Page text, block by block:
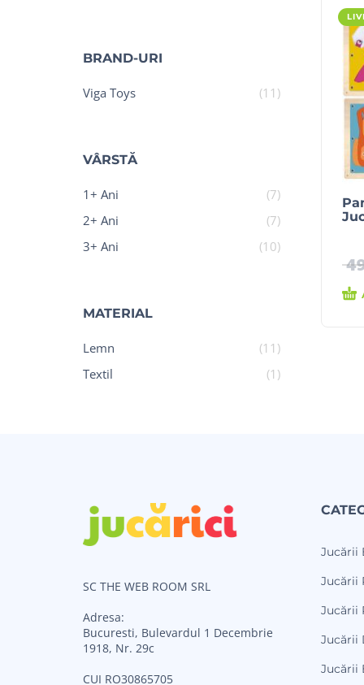
BRAND-URI
Viga Toys (11)
VÂRSTĂ
1+ Ani
(7)
2+ Ani
(7)
3+ Ani
(10)
MATERIAL
Lemn
(11)
Textil
(1)
SC THE WEB ROOM SRL
Adresa:
Bucuresti, Bulevardul 1 Decembrie
1918, Nr. 29c
CUI RO30865705
Jucării
Jucării
Jucării
Jucării
Jucării